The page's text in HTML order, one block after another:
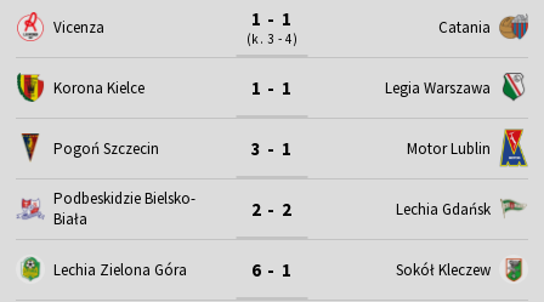
Vicenza 1 - 1
(k. 3 - 4)
Catania
Korona Kielce 1 - 1 Legia Warszawa
Pogoń Szczecin 3 - 1 Motor Lublin
Podbeskidzie Bielsko-
Biała
2 - 2 Lechia Gdańsk
Lechia Zielona Góra 6 - 1 Sokół Kleczew